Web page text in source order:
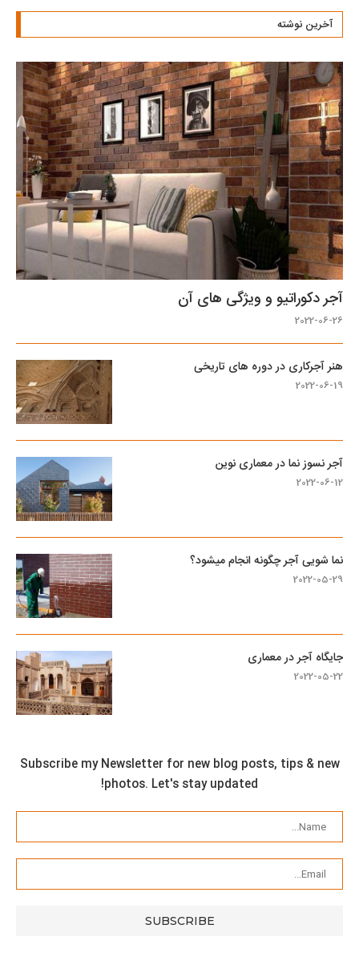
آخرین نوشته
آجر دکوراتیو و ویژگی های آن
2022-06-26
هنر آجرکاری در دوره های تاریخی
2022-06-19
آجر نسوز نما در معماری نوین
2022-06-12
نما شویی آجر چگونه انجام میشود؟
2022-05-29
جایگاه آجر در معماری
2022-05-22
Subscribe my Newsletter for new blog posts, tips & new
photos. Let's stay updated!